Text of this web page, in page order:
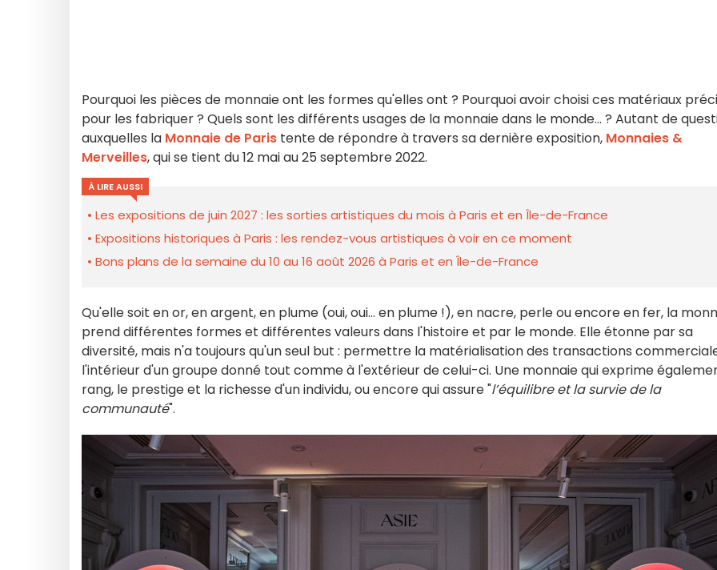
Pourquoi les pièces de monnaie ont les formes qu'elles ont ? Pourquoi avoir choisi ces matériaux
pour les fabriquer ? Quels sont les différents usages de la monnaie dans le monde... ? Autant de
auxquelles la Monnaie de Paris tente de répondre à travers sa dernière exposition, Monnaies &
Merveilles, qui se tient du 12 mai au 25 septembre 2022.
À LIRE AUSSI
Les expositions de juin 2027 : les sorties artistiques du mois à Paris et en Île-de-France
Expositions historiques à Paris : les rendez-vous artistiques à voir en ce moment
Bons plans de la semaine du 10 au 16 août 2026 à Paris et en Île-de-France
Qu'elle soit en or, en argent, en plume (oui, oui... en plume !), en nacre, perle ou encore en fer, la
prend différentes formes et différentes valeurs dans l'histoire et par le monde. Elle étonne par sa
diversité, mais n'a toujours qu'un seul but : permettre la matérialisation des transactions
l'intérieur d'un groupe donné tout comme à l'extérieur de celui-ci. Une monnaie qui exprime
rang, le prestige et la richesse d'un individu, ou encore qui assure "l’équilibre et la survie de la
communauté".